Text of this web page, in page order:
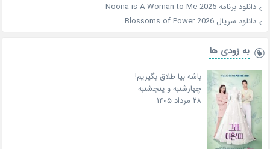
دانلود برنامه Noona is A Woman to Me 2025
دانلود سریال Blossoms of Power 2026
به زودی ها
باشه بیا طلاق بگیریم!
چهارشنبه و پنجشنبه
۲۸ مرداد ۱۴۰۵